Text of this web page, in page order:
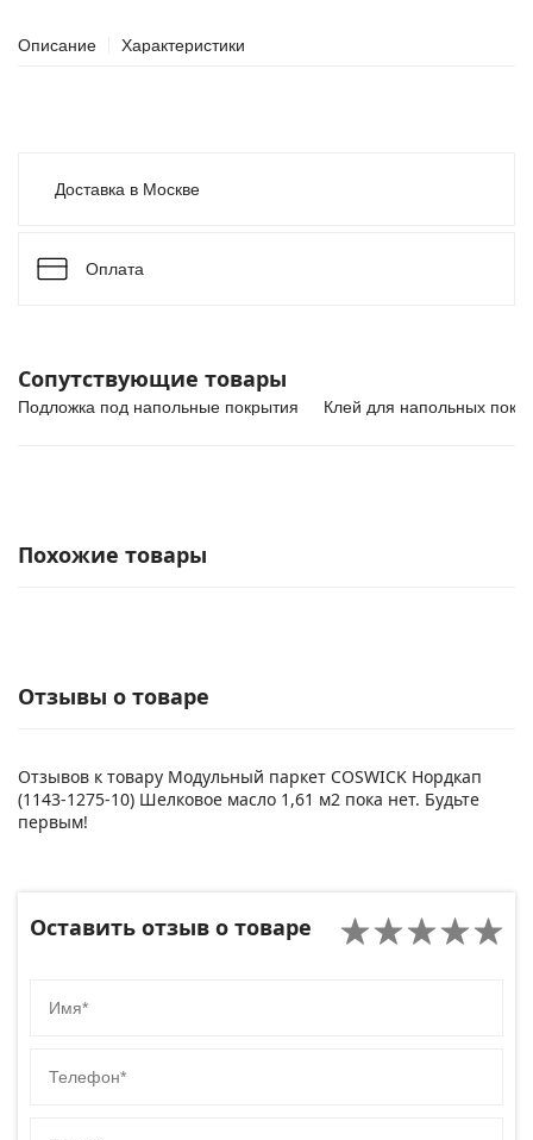
Описание Характеристики
Доставка в Москве
Оплата
Сопутствующие товары
Подложка под напольные покрытия Клей для напольных
Похожие товары
Отзывы о товаре
Отзывов к товару Модульный паркет COSWICK Нордкап
(1143-1275-10) Шелковое масло 1,61 м2 пока нет. Будьте
первым!
Оставить отзыв о товаре